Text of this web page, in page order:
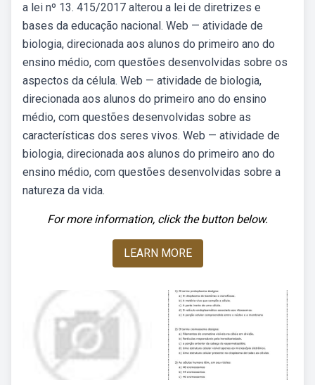
a lei nº 13. 415/2017 alterou a lei de diretrizes e
bases da educação nacional. Web — atividade de
biologia, direcionada aos alunos do primeiro ano do
ensino médio, com questões desenvolvidas sobre os
aspectos da célula. Web — atividade de biologia,
direcionada aos alunos do primeiro ano do ensino
médio, com questões desenvolvidas sobre as
características dos seres vivos. Web — atividade de
biologia, direcionada aos alunos do primeiro ano do
ensino médio, com questões desenvolvidas sobre a
natureza da vida.
For more information, click the button below.
LEARN MORE